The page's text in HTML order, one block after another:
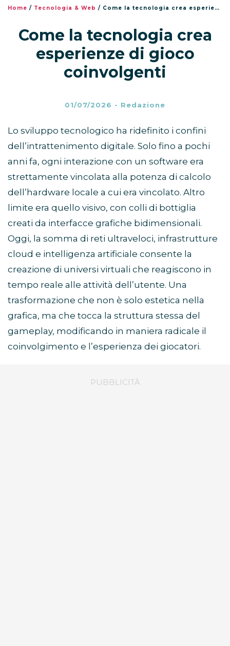
Home / Tecnologia & Web / Come la tecnologia crea esperienze di gioco coinvolgenti
Come la tecnologia crea
esperienze di gioco
coinvolgenti
01/07/2026 - Redazione
Lo sviluppo tecnologico ha ridefinito i confini
dell’intrattenimento digitale. Solo fino a pochi
anni fa, ogni interazione con un software era
strettamente vincolata alla potenza di calcolo
dell’hardware locale a cui era vincolato. Altro
limite era quello visivo, con colli di bottiglia
creati da interfacce grafiche bidimensionali.
Oggi, la somma di reti ultraveloci, infrastrutture
cloud e intelligenza artificiale consente la
creazione di universi virtuali che reagiscono in
tempo reale alle attività dell’utente. Una
trasformazione che non è solo estetica nella
grafica, ma che tocca la struttura stessa del
gameplay, modificando in maniera radicale il
coinvolgimento e l’esperienza dei giocatori.